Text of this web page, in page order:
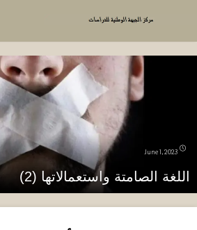
June 1, 2023
اللغة الصامتة واستعمالاتها (2)